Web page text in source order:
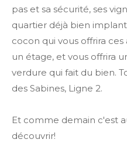
pas et sa sécurité, ses
quartier déjà bien
cocon qui vous offrira
un étage, et vous offrira
verdure qui fait du bien.
des Sabines, Ligne 2.
Et comme demain c'est
découvrir!